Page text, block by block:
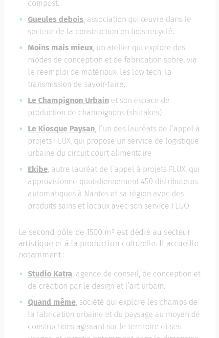
compost.
Gueules debois, association qui œuvre dans le
secteur de la construction en bois recyclé.
Moins mais mieux, un atelier qui explore des
modes de conception et de fabrication sobre, via
le réemploi de matériaux, les low tech, la
transmission de savoir-faire.
Le Champignon Urbainet son espace de
production de champignons (shiitakes)
Le Kiosque Paysan, l’un des lauréats de l’appel à
projets FLUX, qui propose un service de logistique
urbaine du circuit court alimentaire
Ekibe, autre lauréat de l’appel à projets FLUX, qui
approvisionne quotidiennement 450 distributeurs
automatiques à Nantes et sa région avec des
produits sains et locaux avec son service FLUO.
Le second pôle de 1500 m² est dédié au secteur
artistique et à la production culturelle. Il accueille
notamment :
Studio Katra, agence de conseil, de conception et
de création par le design et l’art urbain.
Quand même, société qui explore les champs de
la fabrication urbaine et du paysage au moyen de
constructions agissant sur le territoire et ses